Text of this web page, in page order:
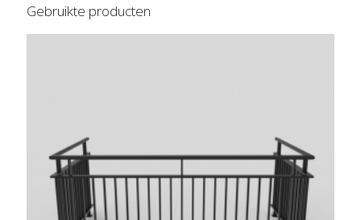
Gebruikte producten